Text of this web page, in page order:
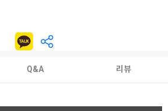
Q&A 리뷰